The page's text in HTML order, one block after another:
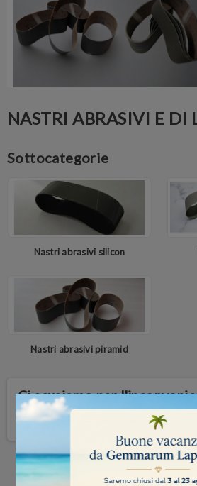
NASTRI ABRASIVI E DI
Sottocategorie
Nastri abrasivi silicon
Nastri abrasivi piramid
Ci scusiamo per
Prova a fare nuovamente la ricerca